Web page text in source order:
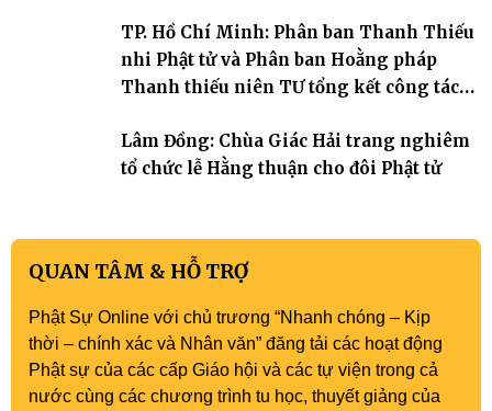
TP. Hồ Chí Minh: Phân ban Thanh Thiếu
nhi Phật tử và Phân ban Hoằng pháp
Thanh thiếu niên TƯ tổng kết công tác
Lâm Đồng: Chùa Giác Hải trang nghiêm
tổ chức lễ Hằng thuận cho đôi Phật tử
QUAN TÂM & HỖ TRỢ
Phật Sự Online với chủ trương “Nhanh chóng – Kịp
thời – chính xác và Nhân văn” đăng tải các hoạt động
Phật sự của các cấp Giáo hội và các tự viện trong cả
nước cùng các chương trình tu học, thuyết giảng của